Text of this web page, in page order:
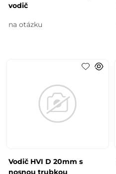
vodič
na otázku
Vodič HVI D 20mm s
nosnou trubkou